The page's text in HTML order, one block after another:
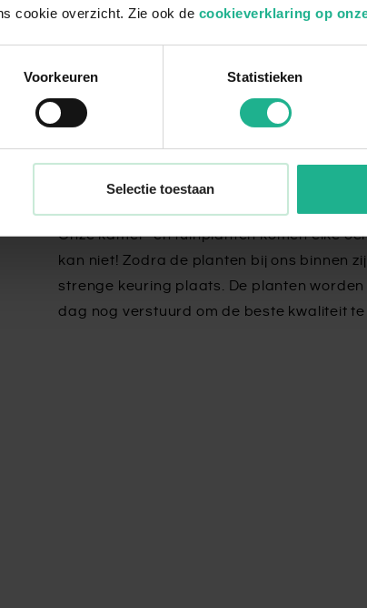
cookie overzicht. Zie ook de cookieverklaring op
Voorkeuren Statistieken
Selectie toestaan
Met aandacht verpakt
1. Vers van de kweker
Onze kamer- en tuinplanten komen elke
kan niet! Zodra de planten bij ons binnen
strenge keuring plaats. De planten
dag nog verstuurd om de beste kwaliteit